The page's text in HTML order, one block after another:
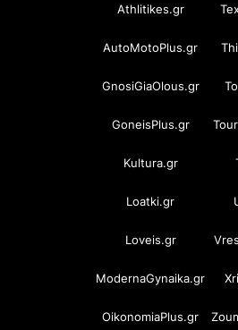
Athlitikes.gr
AutoMotoPlus.gr
GnosiGiaOlous.gr
GoneisPlus.gr
Kultura.gr
Loatki.gr
Loveis.gr
ModernaGynaika.gr
OikonomiaPlus.gr